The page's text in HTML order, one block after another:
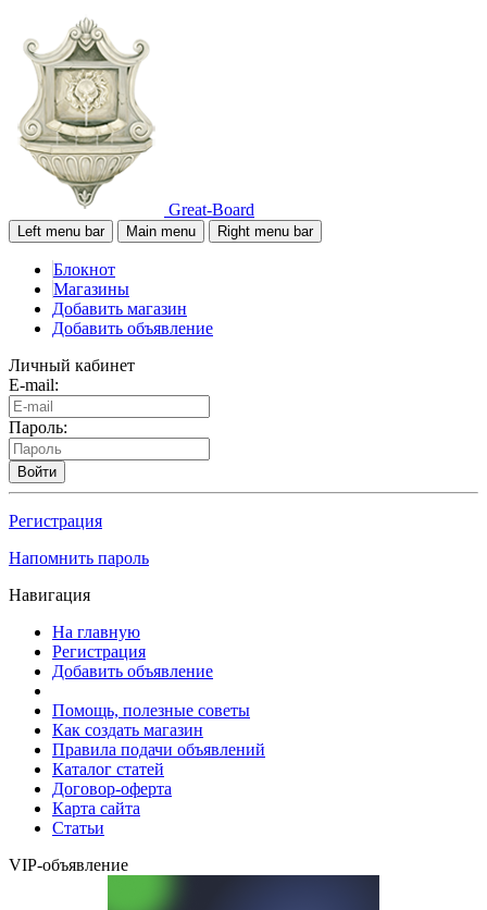
Great-Board
Left menu bar Main menu Right menu bar
Блокнот
Магазины
Добавить магазин
Добавить объявление
Личный кабинет
E-mail:
Пароль:
Войти
Регистрация
Напомнить пароль
Навигация
На главную
Регистрация
Добавить объявление
Помощь, полезные советы
Как создать магазин
Правила подачи объявлений
Каталог статей
Договор-оферта
Карта сайта
Статьи
VIP-объявление